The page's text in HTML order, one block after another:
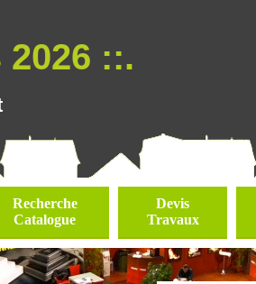
::.
Recherche
Catalogue
Devis
Travaux